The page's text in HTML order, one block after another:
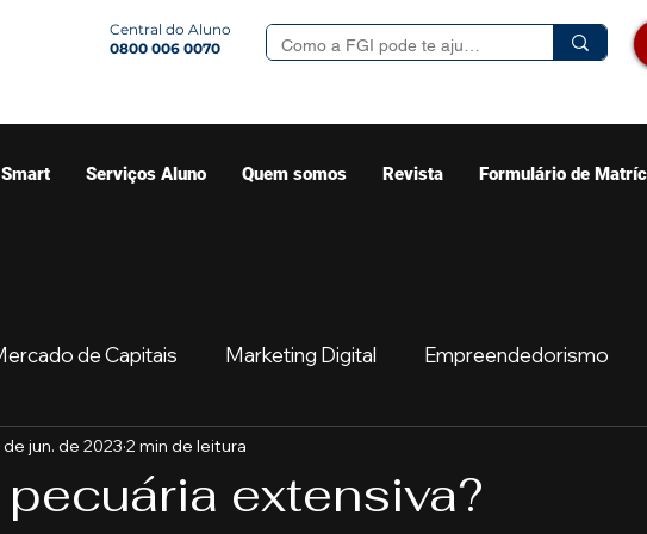
Central do Aluno
0800 006 0070
Serviços Aluno Quem somos Revista Formulário de
de Capitais Marketing Digital Empreendedorismo
Sua comunidade
extensiva?
jun. de 2023 2 min de leitura